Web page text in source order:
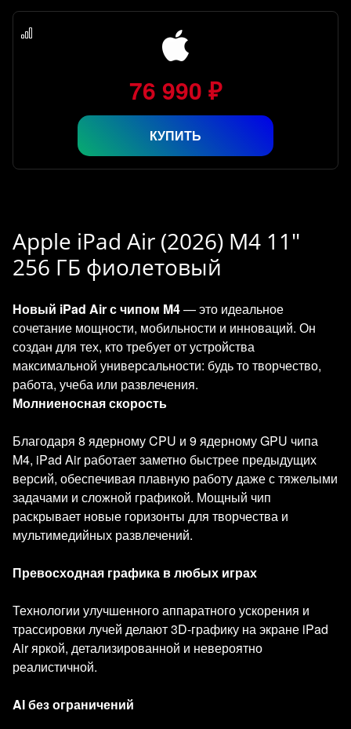
76 990 ₽
КУПИТЬ
Apple iPad Air (2026) M4 11"
256 ГБ фиолетовый
Новый iPad Air с чипом M4— это идеальное
сочетание мощности, мобильности и инноваций. Он
создан для тех, кто требует от устройства
максимальной универсальности: будь то творчество,
работа, учеба или развлечения.
Молниеносная скорость
Благодаря 8 ядерному CPU и 9 ядерному GPU чипа
M4, iPad Air работает заметно быстрее предыдущих
версий, обеспечивая плавную работу даже с тяжелыми
задачами и сложной графикой. Мощный чип
раскрывает новые горизонты для творчества и
мультимедийных развлечений.
Превосходная графика в любых играх
Технологии улучшенного аппаратного ускорения и
трассировки лучей делают 3D-графику на экране iPad
Air яркой, детализированной и невероятно
реалистичной.
AI без ограничений